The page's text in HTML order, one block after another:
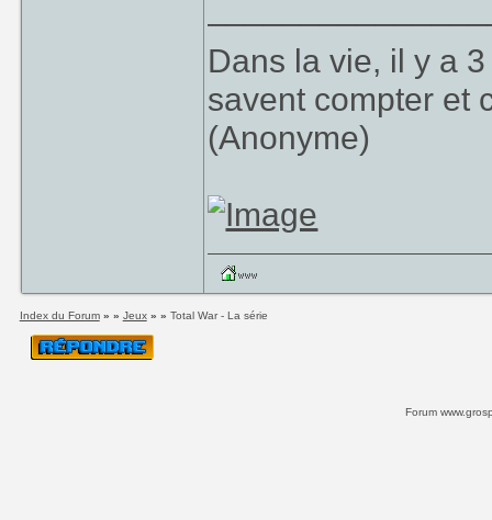
Dans la vie, il y a
savent compter et
(Anonyme)
Index du Forum» » Jeux» » Total War - La série
Forum